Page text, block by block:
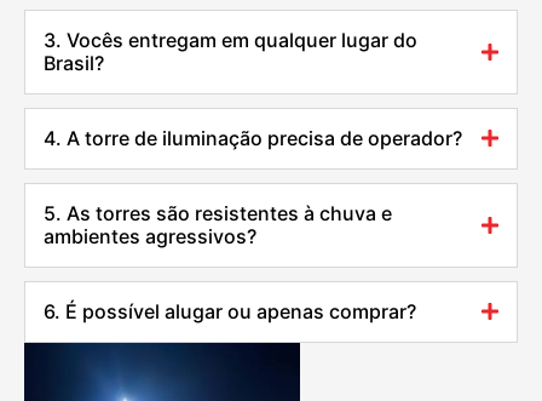
3. Vocês entregam em qualquer lugar do
Brasil?
4. A torre de iluminação precisa de operador?
5. As torres são resistentes à chuva e
ambientes agressivos?
6. É possível alugar ou apenas comprar?